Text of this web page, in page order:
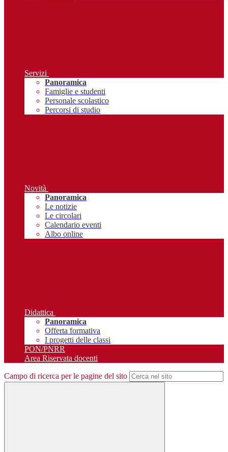
Servizi
Panoramica
Famiglie e studenti
Personale scolastico
Percorsi di studio
Novità
Panoramica
Le notizie
Le circolari
Calendario eventi
Albo online
Didattica
Panoramica
Offerta formativa
I progetti delle classi
PON/PNRR
Area Riservata docenti
Campo di ricerca per le pagine del sito